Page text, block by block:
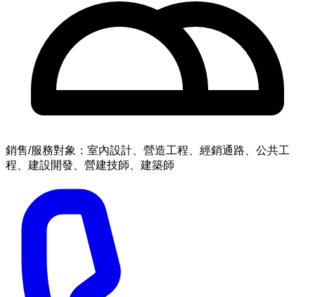
銷售/服務對象：室內設計、營造工程、經銷通路、公共工
程、建設開發、營建技師、建築師